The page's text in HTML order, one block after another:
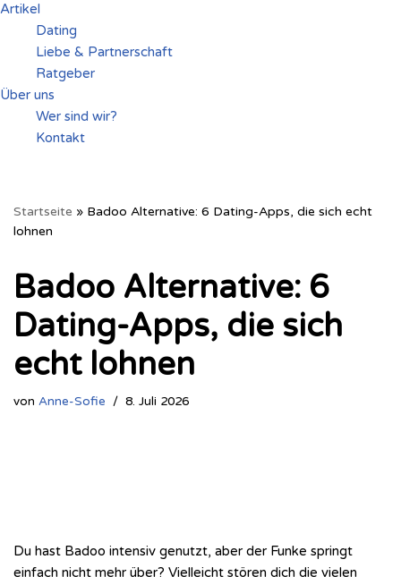
Artikel
Dating
Liebe & Partnerschaft
Ratgeber
Über uns
Wer sind wir?
Kontakt
Startseite » Badoo Alternative: 6 Dating-Apps, die sich echt
lohnen
Badoo Alternative: 6
Dating-Apps, die sich
echt lohnen
von Anne-Sofie 8. Juli 2026
Du hast Badoo intensiv genutzt, aber der Funke springt
einfach nicht mehr über? Vielleicht stören dich die vielen